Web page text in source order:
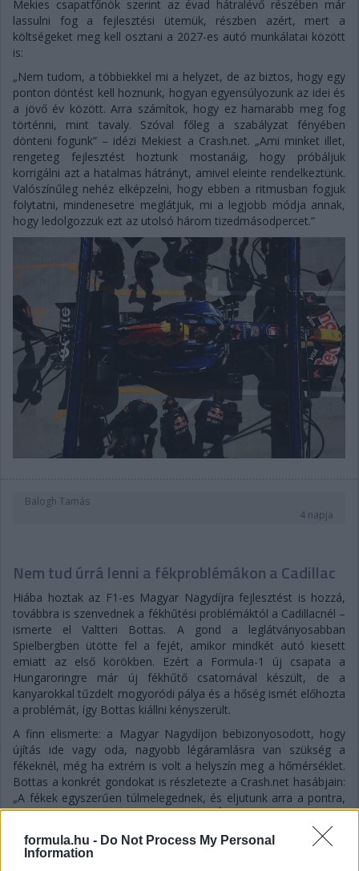
formula.hu - Do Not Process My Personal
Information
Mekies csapatfőnök szerint az évad hátralévő részében már
lassulni fog a fejlesztési ütemük, részben azért, mert a
költségeket meg kell osztani a 2027-es autó munkálatai között
is:
„Nem tudom, a többiekkel mi a helyzet, de az biztos, hogy egy
ponton döntést kell hoznunk, hogyan egyensúlyozunk az idei és
a jövő év között. Arra számítok, hogy ez hamarabb meg fog
történni, mint tavaly. Szóval főleg a szabályzat fényében
dönteni fogunk” – idézi Mekiest a Crash.net. „Ami minket illet,
rengeteg fejlesztést hoztunk mostanáig, hogy próbáljuk
korrigálni azt a hatalmas hátrányt, amivel eleinte rendelkeztünk.
Valószínűleg nehéz elképzelni, hogy ebben a ritmusban fogjuk
folytatni, mindenesetre meglátjuk, mi a legjobb módja annak,
hogy ledolgozzuk ezt az utolsó három tizedmásodpercet.”
Balogh Tamás
4 napja
Nem tud úrrá lenni a fékproblémákon a Cadillac
Hiába hoztak az F1-es Magyar Nagydíjra fejlesztést is hozzá,
továbbra is szenvednek a fékhűtési problémáktól a Cadillacnél –
ismerte el Valtteri Bottas. A gond a leglátványosabban
Spielbergben ütötte fel a fejét, amikor mindkét autó kiesett
emiatt az első körökben. Ezért a Formula-1 új csapata a
Hungaroringre már új fékhűtő csatornával készült, de a
kanyarokkal tűzdelt mogyoródi pálya és a hőség ismét előhozta
a problémát, így Bottas kiállni kényszerült.
A finn elismerte: a Magyar Nagydíjon bebizonyosodott, hogy
újítás ide vagy oda, nagyobb légáramlásra van szükség a
fékeknél, még ha extrém is volt a helyszín meg a hőmérséklet.
Bottas a konkrét gondokat is részletezte a Crash.net hasábjain:
„A fékek egyszerűen túlmelegednek, és eljutunk arra a pontra,
amikor belül minden elkezd égni. És ez nyilván mindent
tönkretesz. Tulajdonképpen a bevezető körömben teljesen
elszálltak a fékek, mert szerintem a fékvezetékek elégtek. Ezért
kellett a bokszbejárati fal mellett megállnom az autóval.”